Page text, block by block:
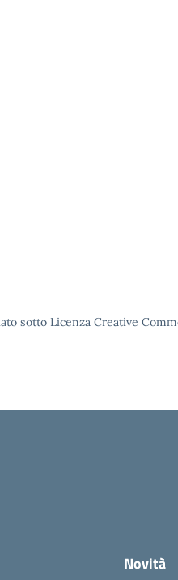
sotto Licenza Creative
Novità